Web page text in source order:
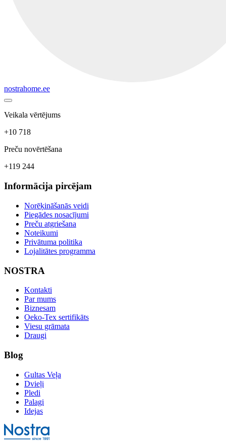
nostrahome.ee
Veikala vērtējums
+10 718
Preču novērtēšana
+119 244
Informācija pircējam
Norēķināšanās veidi
Piegādes nosacījumi
Preču atgriešana
Noteikumi
Privātuma politika
Lojalitātes programma
NOSTRA
Kontakti
Par mums
Biznesam
Oeko-Tex sertifikāts
Viesu grāmata
Draugi
Blog
Gultas Veļa
Dvieļi
Pledi
Palagi
Idejas